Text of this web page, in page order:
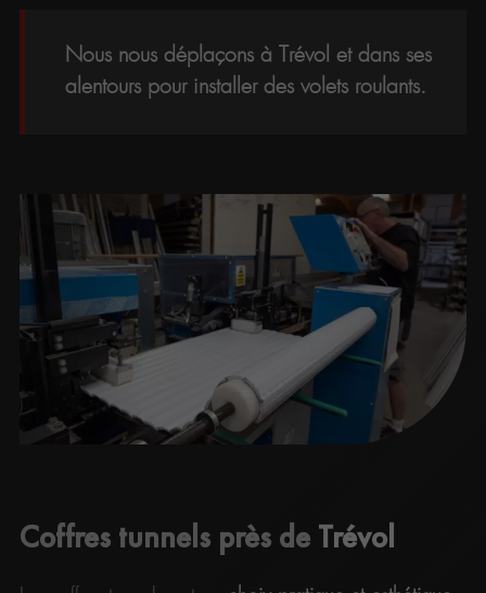
Nous nous déplaçons à Trévol et dans ses
alentours pour installer des volets roulants.
Coffres tunnels près de Trévol